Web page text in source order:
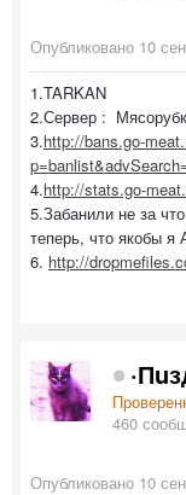
Опубликовано 10
1.TARKAN
2.Сервер :
3.http://bans.go-
4.http://stats.go-
5.Забанили не за
теперь, что якобы
6. http://
460
Опубликовано 10